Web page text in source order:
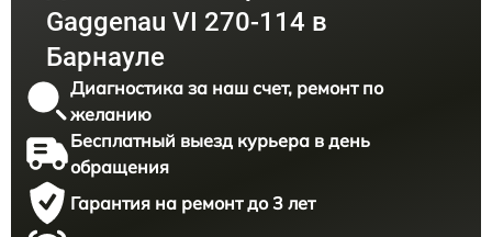
Gaggenau VI 270-114 в
Барнауле
Диагностика за наш счет, ремонт по
желанию
Бесплатный выезд курьера в день
обращения
Гарантия на ремонт до 3 лет